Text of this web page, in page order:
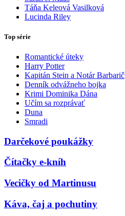
Táňa Keleová Vasilková
Lucinda Riley
Top série
Romantické úteky
Harry Potter
Kapitán Stein a Notár Barbarič
Denník odvážneho bojka
Krimi Dominika Dána
Učím sa rozprávať
Duna
Smradi
Darčekové poukážky
Čítačky e-kníh
Vecičky od Martinusu
Káva, čaj a pochutiny